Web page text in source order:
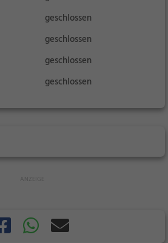
geschlossen
geschlossen
geschlossen
geschlossen